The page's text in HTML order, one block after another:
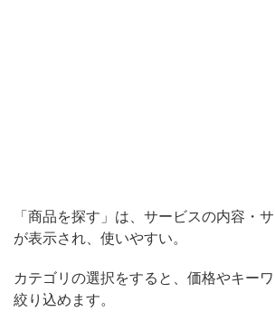
「商品を探す」は、サービスの内容・
が表示され、使いやすい。
カテゴリの選択をすると、価格やキー
絞り込めます。